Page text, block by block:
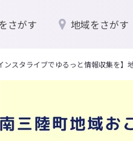
さがす 地域をさがす
インスタライブでゆるっと情報収集を